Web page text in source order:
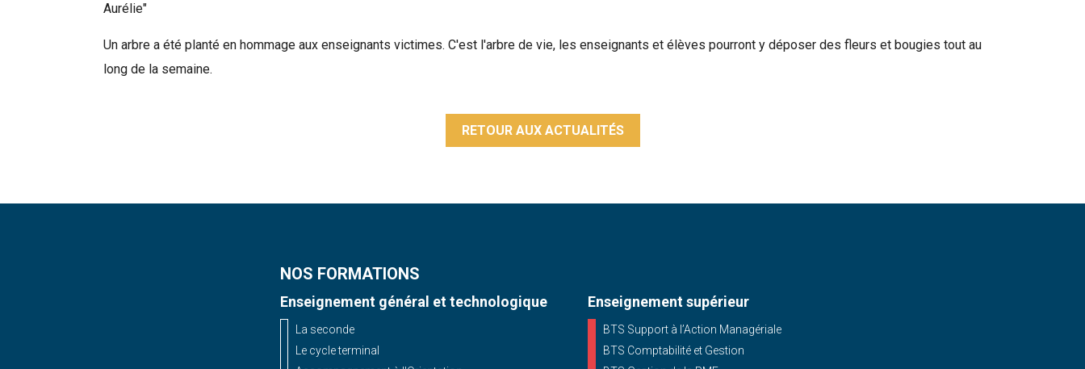
Aurélie"
Un arbre a été planté en hommage aux enseignants victimes. C'est l'arbre de vie, les enseignants et élèves pourront y déposer des fleurs et bougies tout au
long de la semaine.
RETOUR AUX ACTUALITÉS
NOS FORMATIONS
Enseignement général et technologique
La seconde
Le cycle terminal
Enseignement supérieur
BTS Support à l’Action Managériale
BTS Comptabilité et Gestion